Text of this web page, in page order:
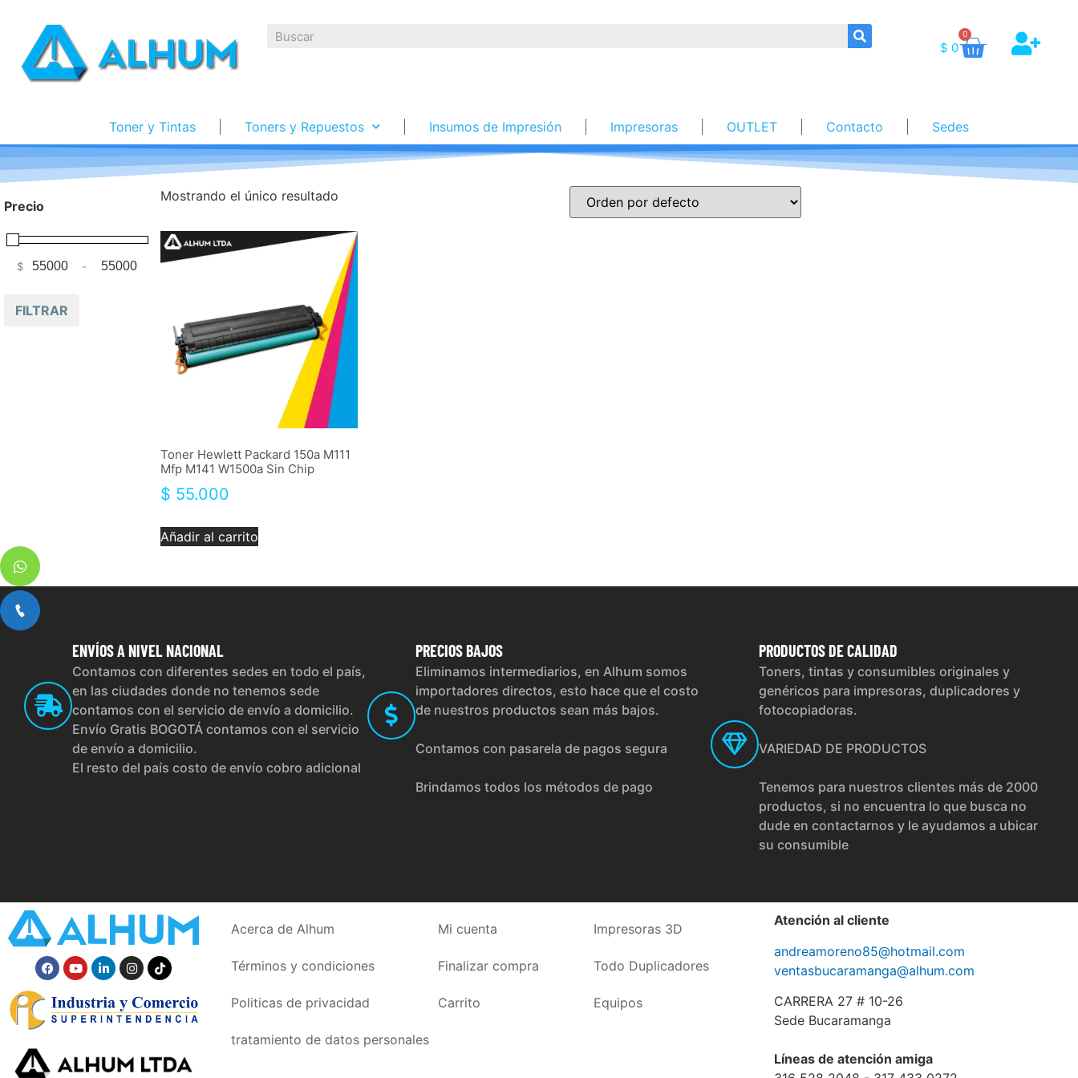
$ 0
0
Toner y Tintas Toners y Repuestos Insumos de Impresión Impresoras OUTLET Contacto Sedes
Precio
$ Minimum Price
-Maximum Price
FILTRAR
Mostrando el único resultado
Toner Hewlett Packard 150a M111
Mfp M141 W1500a Sin Chip
$ 55.000
Añadir al carrito
ENVÍOSA NIVEL NACIONAL
Contamos con diferentes sedes en todo el país,
en las ciudades donde no tenemos sede
contamos con el servicio de envío a domicilio.
Envío Gratis BOGOTÁ contamos con el servicio
de envío a domicilio.
El resto del país costo de envío cobro adicional
PRECIOSBAJOS
Eliminamos intermediarios, en Alhum somos
importadores directos, esto hace que el costo
de nuestros productos sean más bajos.
Contamos con pasarela de pagos segura
Brindamos todos los métodos de pago
PRODUCTOSDE CALIDAD
Toners, tintas y consumibles originales y
genéricos para impresoras, duplicadores y
fotocopiadoras.
VARIEDAD DE PRODUCTOS
Tenemos para nuestros clientes más de 2000
productos, si no encuentra lo que busca no
dude en contactarnos y le ayudamos a ubicar
su consumible
Acerca de Alhum
Términos y condiciones
Politicas de privacidad
tratamiento de datos personales
Mi cuenta
Finalizar compra
Carrito
Impresoras 3D
Todo Duplicadores
Equipos
Atención al cliente
andreamoreno85@hotmail.com
ventasbucaramanga@alhum.com
CARRERA 27 # 10-26
Sede Bucaramanga
Líneas de atención amiga